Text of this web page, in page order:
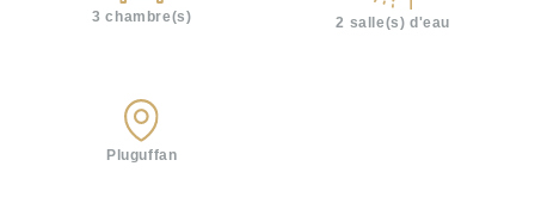
3 chambre(s) 2 salle(s) d'eau
pluguffan